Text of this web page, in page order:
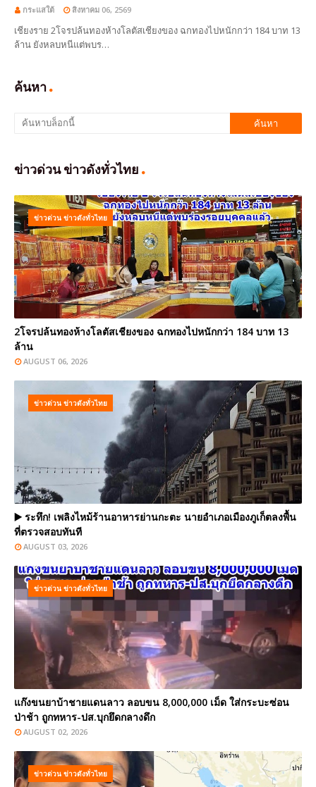
กระแสใต้ สิงหาคม 06, 2569
เชียงราย 2โจรปล้นทองห้างโลตัสเชียงของ ฉกทองไปหนักกว่า 184 บาท 13
ล้าน ยังหลบหนีแต่พบร…
ค้นหา
ข่าวด่วน ข่าวดังทั่วไทย
ข่าวด่วน ข่าวดังทั่วไทย
2โจรปล้นทองห้างโลตัสเชียงของ ฉกทองไปหนักกว่า 184 บาท 13
ล้าน
AUGUST 06, 2026
ข่าวด่วน ข่าวดังทั่วไทย
▶️ ระทึก! เพลิงไหม้ร้านอาหารย่านกะตะ นายอำเภอเมืองภูเก็ตลงพื้น
ที่ตรวจสอบทันที
AUGUST 03, 2026
ข่าวด่วน ข่าวดังทั่วไทย
แก๊งขนยาบ้าชายแดนลาว ลอบขน 8,000,000 เม็ด ใส่กระบะซ่อน
ป่าช้า ถูกทหาร-ปส.บุกยึดกลางดึก
AUGUST 02, 2026
ข่าวด่วน ข่าวดังทั่วไทย